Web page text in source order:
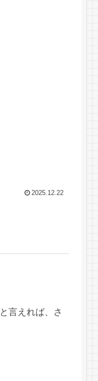
2025.12.22
言えれば、さ